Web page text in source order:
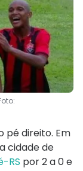
pé direito. Em
cidade de
RS por 2 a 0 e